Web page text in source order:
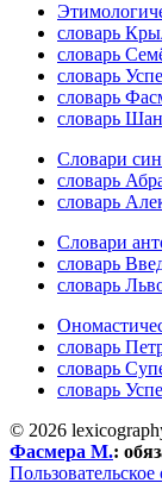
словарь
словарь
словарь
словарь
словарь
Словари
словарь
словарь
Словари
словарь
словарь
словарь
словарь
словарь
© 2026
Фасмера М.: